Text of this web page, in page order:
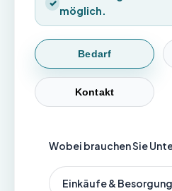
möglich.
Bedarf
Kontakt
Wobei brauchen Sie
Einkäufe &